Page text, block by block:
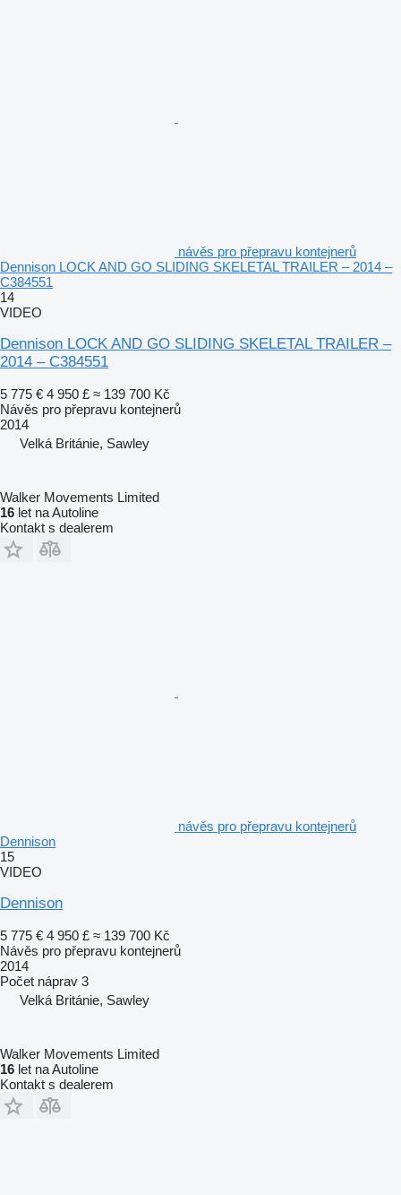
návěs pro přepravu kontejnerů
Dennison LOCK AND GO SLIDING SKELETAL TRAILER – 2014 –
C384551
14
VIDEO
Dennison LOCK AND GO SLIDING SKELETAL TRAILER –
2014 – C384551
5 775 € 4 950 £ ≈ 139 700 Kč
Návěs pro přepravu kontejnerů
2014
Velká Británie, Sawley
Walker Movements Limited
16 let na Autoline
Kontakt s dealerem
návěs pro přepravu kontejnerů
Dennison
15
VIDEO
Dennison
5 775 € 4 950 £ ≈ 139 700 Kč
Návěs pro přepravu kontejnerů
2014
Počet náprav 3
Velká Británie, Sawley
Walker Movements Limited
16 let na Autoline
Kontakt s dealerem